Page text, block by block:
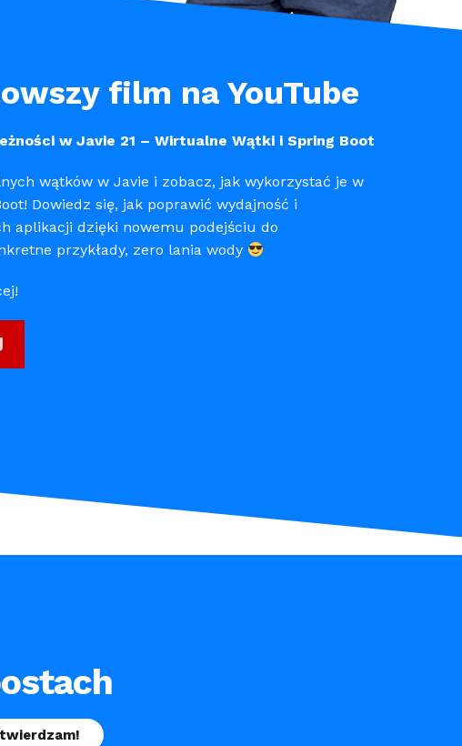
film na YouTube
w Javie 21 – Wirtualne Wątki i Spring Boot
wątków w Javie i zobacz, jak wykorzystać je w
Dowiedz się, jak poprawić wydajność i
aplikacji dzięki nowemu podejściu do
przykłady, zero lania wody